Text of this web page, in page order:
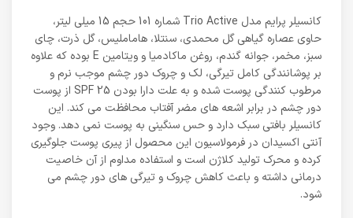
کانسیلر پرایم مدل Trio Active شماره 101 حجم 15 میلی لیتر،
حاوی عصاره گیاهی گل محمدی، سنتلا، هاماملیس، گل ذرت، چای
سبز، مخمر، جوانه گندم، روغن ماکادمیا و ویتامین E بوده که علاوه
بر پوشانندگی کامل تیرگی، لک و چروک دور چشم موجب نرم و
مرطوب کنندگی پوست شده و به علت دارا بودن SPF 25 از پوست
دور چشم در برابر اشعه های مضر آفتاب محافظت می کند. این
کانسیلر بافتی سبک دارد و حس سنگینی به پوست نمی دهد. وجود
آنتی اکسیدان در فرمولاسیون این محصول از پیری پوست جلوگیری
کرده و محرک تولید کلاژن است و استفاده مداوم از آن خاصیت
درمانی داشته و باعث کاهش چروک و تیرگی های دور چشم می
شود.